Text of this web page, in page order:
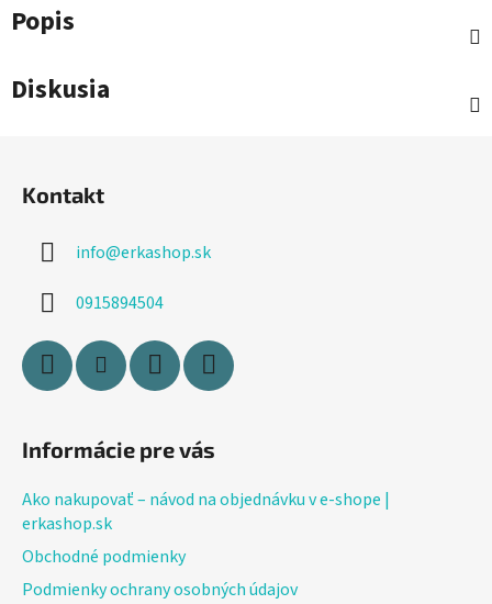
Popis
Diskusia
Kontakt
info@erkashop.sk
0915894504
Informácie pre vás
Ako nakupovať – návod na objednávku v e-shope |
erkashop.sk
Obchodné podmienky
Podmienky ochrany osobných údajov